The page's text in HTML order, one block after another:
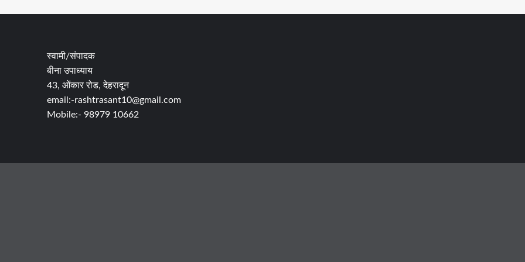
स्वामी/संपादक
बीना उपाध्याय
43, ओंकार रोड, देहरादून
email:-rashtrasant10@gmail.com
Mobile:- 98979 10662